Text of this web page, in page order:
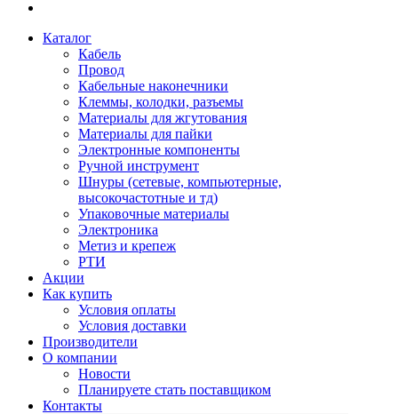
Каталог
Кабель
Провод
Кабельные наконечники
Клеммы, колодки, разъемы
Материалы для жгутования
Материалы для пайки
Электронные компоненты
Ручной инструмент
Шнуры (сетевые, компьютерные,
высокочастотные и тд)
Упаковочные материалы
Электроника
Метиз и крепеж
РТИ
Акции
Как купить
Условия оплаты
Условия доставки
Производители
О компании
Новости
Планируете стать поставщиком
Контакты